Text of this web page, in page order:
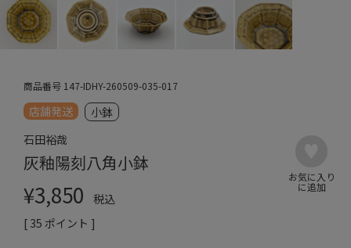
商品番号 147-IDHY-260509-035-017
店舗発送
小鉢
石田裕哉
灰釉陽刻八角小鉢
¥3,850
税込
[ 35 ポイント ]